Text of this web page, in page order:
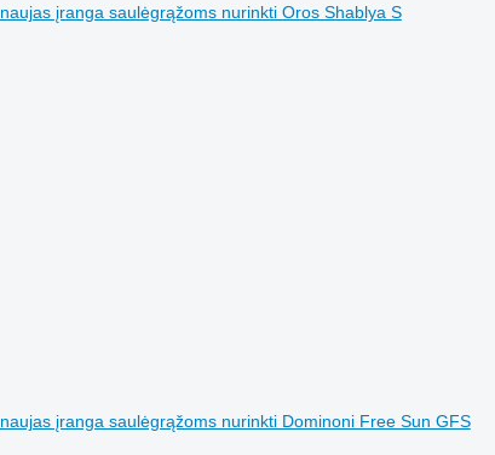
naujas įranga saulėgrąžoms nurinkti Oros Shablya S
naujas įranga saulėgrąžoms nurinkti Dominoni Free Sun GFS